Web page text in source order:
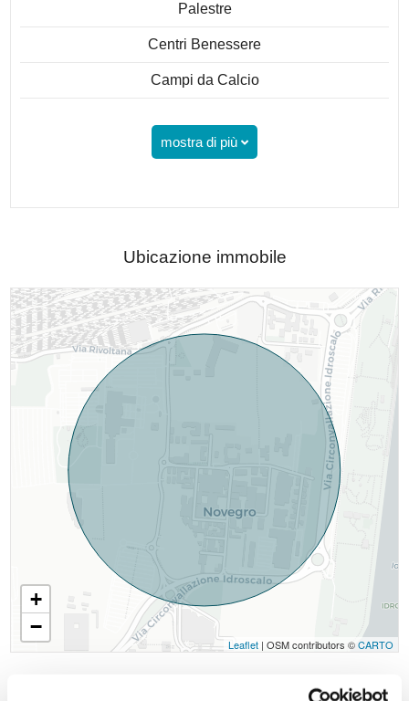
Palestre
Centri Benessere
Campi da Calcio
mostra di più
Ubicazione immobile
+
−
Leaflet| OSM contributors ©CARTO